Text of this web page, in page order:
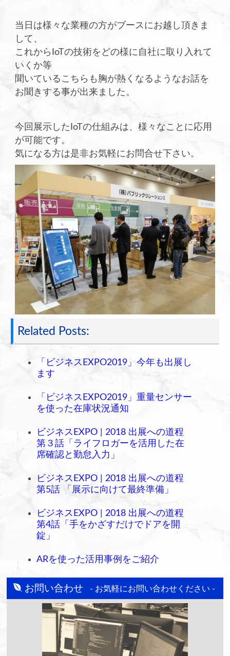
当日は様々な業種の方がブースにお越し頂きま
して、
これからIoTの技術をどの様に自社に取り入れて
いくか等
聞いているこちらも胸が熱くなるようなお話を
お聞きする事が出来ました。
今回展示したIoTの仕組みは、様々なことに応用
が可能です。
気になる方は是非お気軽にお問合せ下さい。
Related Posts:
「ビジネスEXPO2019」今年も出展し
ます
「ビジネスEXPO2019」重量センサー
を使った在庫状況通知
ビジネスEXPO | 2018 出展への道程
第３話「ライフロガーを活用した在
席確認と勤怠入力」
ビジネスEXPO | 2018 出展への道程
第5話 「展示に向けて最終準備」
ビジネスEXPO | 2018 出展への道程
第4話「手をかざすだけでドアを開
錠」
ARを使った活用事例をご紹介
お問い合わせ - お気軽にお問い合わせください -